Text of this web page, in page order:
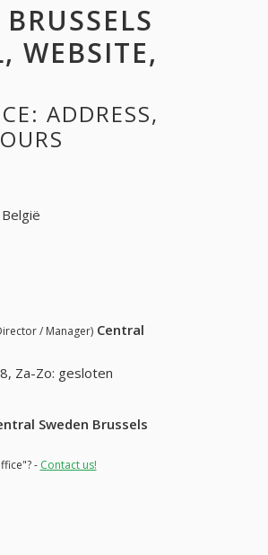
WEBSITE,
ADDRESS,
/ Manager) Central
Za-Zo: gesloten
Sweden Brussels
- Contact us!